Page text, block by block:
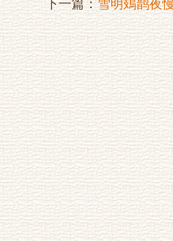
下一篇：雪明鳷鹊夜